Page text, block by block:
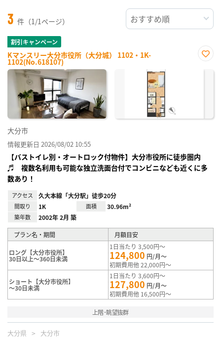
3 件（1/1ページ）
割引キャンペーン
Kマンスリー大分市役所（大分城） 1102・1K-
1102(No.618107)
に入
大分市
情報更新日 2026/08/02 10:55
【バストイレ別・オートロック付物件】大分市役所に徒歩圏内
♬ 複数名利用も可能な独立洗面台付でコンビニなども近くに多
数あり！
アクセス 久大本線「大分駅」徒歩20分
間取り 1K 面積 30.96m²
築年数 2002年 2月 築
プラン名・期間 月額目安
ロング【大分市役所】
30日以上～360日未満
1日当たり 3,500円～
124,800 円/月～
初期費用他 22,000円～
ショート【大分市役所】
～30日未満
1日当たり 3,600円～
127,800 円/月～
初期費用他 16,500円～
上階･眺望抜群
大分県 大分市